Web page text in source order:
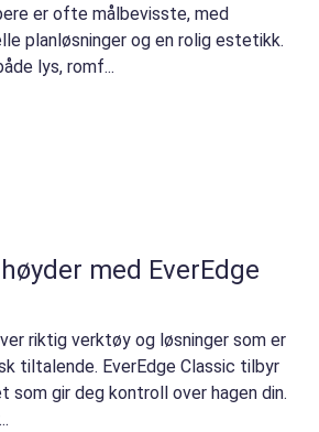
er ofte målbevisste, med
planløsninger og en rolig estetikk.
lys, romf...
med EverEdge
riktig verktøy og løsninger som er
tiltalende. EverEdge Classic tilbyr
som gir deg kontroll over hagen din.